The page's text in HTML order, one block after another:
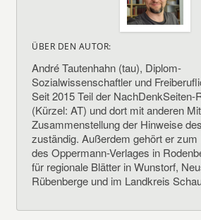
ÜBER DEN AUTOR:
André Tautenhahn (tau), Diplom-
Sozialwissenschaftler und
Seit 2015 Teil der NachDenkSeiten-
(Kürzel: AT) und dort mit anderen
Zusammenstellung der Hinweise
zuständig. Außerdem gehört er
des Oppermann-Verlages in
für regionale Blätter in Wunstorf,
Rübenberge und im Landkreis